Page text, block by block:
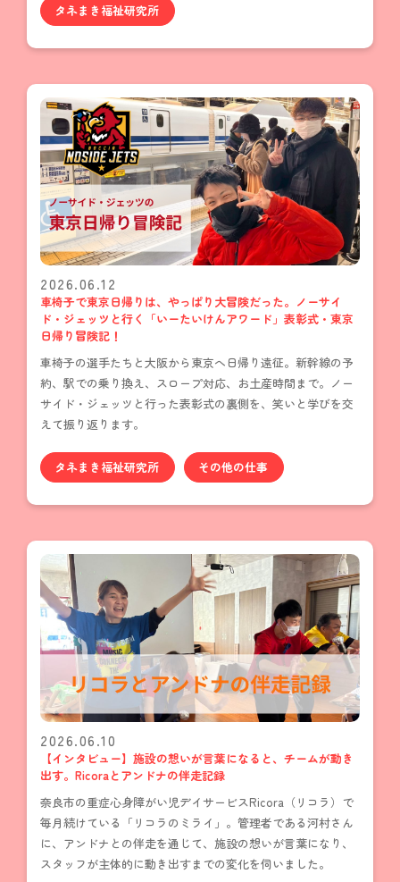
タネまき福祉研究所
2026.06.12
車椅子で東京日帰りは、やっぱり大冒険だった。ノーサイ
ド・ジェッツと行く「いーたいけんアワード」表彰式・東京
日帰り冒険記！
車椅子の選手たちと大阪から東京へ日帰り遠征。新幹線の予
約、駅での乗り換え、スロープ対応、お土産時間まで。ノー
サイド・ジェッツと行った表彰式の裏側を、笑いと学びを交
えて振り返ります。
タネまき福祉研究所 その他の仕事
2026.06.10
【インタビュー】施設の想いが言葉になると、チームが動き
出す。Ricoraとアンドナの伴走記録
奈良市の重症心身障がい児デイサービスRicora（リコラ）で
毎月続けている「リコラのミライ」。管理者である河村さん
に、アンドナとの伴走を通じて、施設の想いが言葉になり、
スタッフが主体的に動き出すまでの変化を伺いました。